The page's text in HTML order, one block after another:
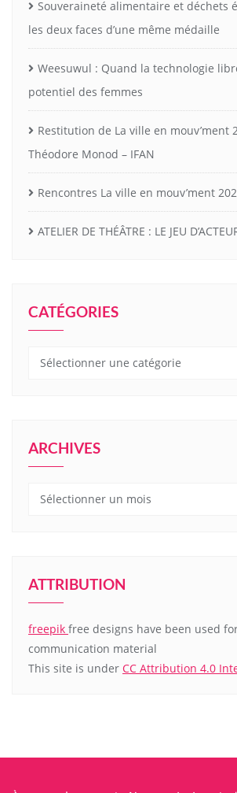
Souveraineté alimentaire et déchets
les deux faces d’une même médaille
Weesuwul : Quand la technologie
potentiel des femmes
Restitution de La ville en mouv’ment
Théodore Monod – IFAN
Rencontres La ville en mouv’ment
ATELIER DE THÉÂTRE : LE JEU
CATÉGORIES
Catégories
ARCHIVES
Archives
ATTRIBUTION
freepik free designs have been used
communication material
This site is under CC Attribution 4.0